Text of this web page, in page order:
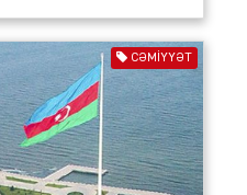
CƏMIYYƏT